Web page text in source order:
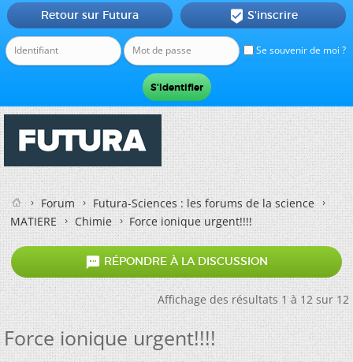
Se souvenir de moi ?
Retour sur Futura  S'inscrire
Forum
Futura-Sciences : les forums de la science
MATIERE
Chimie Force ionique urgent!!!!
 RÉPONDRE À LA DISCUSSION
Affichage des résultats 1 à 12 sur 12
Force ionique urgent!!!!